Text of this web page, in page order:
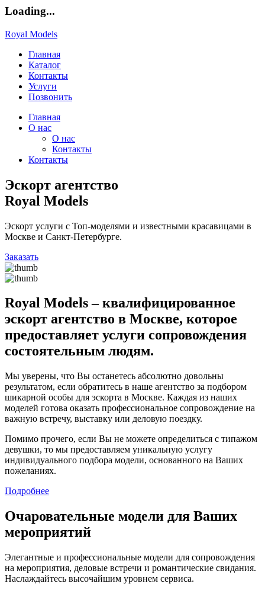
Loading...
Royal Models
Главная
Каталог
Контакты
Услуги
Позвонить
Главная
О нас
О нас
Контакты
Контакты
Эскорт агентство
Royal Models
Эскорт услуги с Топ-моделями и известными красавицами в
Москве и Санкт-Петербурге.
Заказать
Royal Models – квалифицированное
эскорт агентство в Москве, которое
предоставляет услуги сопровождения
состоятельным людям.
Мы уверены, что Вы останетесь абсолютно довольны
результатом, если обратитесь в наше агентство за подбором
шикарной особы для эскорта в Москве. Каждая из наших
моделей готова оказать профессиональное сопровождение на
важную встречу, выставку или деловую поездку.
Помимо прочего, если Вы не можете определиться с типажом
девушки, то мы предоставляем уникальную услугу
индивидуального подбора модели, основанного на Ваших
пожеланиях.
Подробнее
Очаровательные модели для Ваших
мероприятий
Элегантные и профессиональные модели для сопровождения
на мероприятия, деловые встречи и романтические свидания.
Наслаждайтесь высочайшим уровнем сервиса.